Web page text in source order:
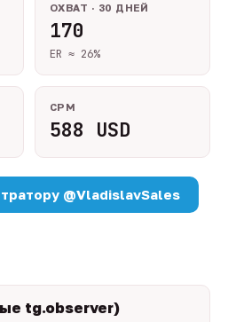
ОХВАТ · 30 ДНЕЙ
170
ER ≈ 26%
CPM
588 USD
@VladislavSales
tg.observer)